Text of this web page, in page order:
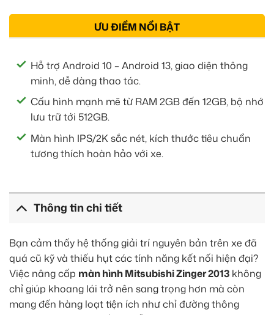
ƯU ĐIỂM NỔI BẬT
Hỗ trợ Android 10 – Android 13, giao diện thông
minh, dễ dàng thao tác.
Cấu hình mạnh mẽ từ RAM 2GB đến 12GB, bộ nhớ
lưu trữ tới 512GB.
Màn hình IPS/2K sắc nét, kích thước tiêu chuẩn
tương thích hoàn hảo với xe.
Thông tin chi tiết
Bạn cảm thấy hệ thống giải trí nguyên bản trên xe đã
quá cũ kỹ và thiếu hụt các tính năng kết nối hiện đại?
Việc nâng cấp màn hình Mitsubishi Zinger 2013 không
chỉ giúp khoang lái trở nên sang trọng hơn mà còn
mang đến hàng loạt tiện ích như chỉ đường thông